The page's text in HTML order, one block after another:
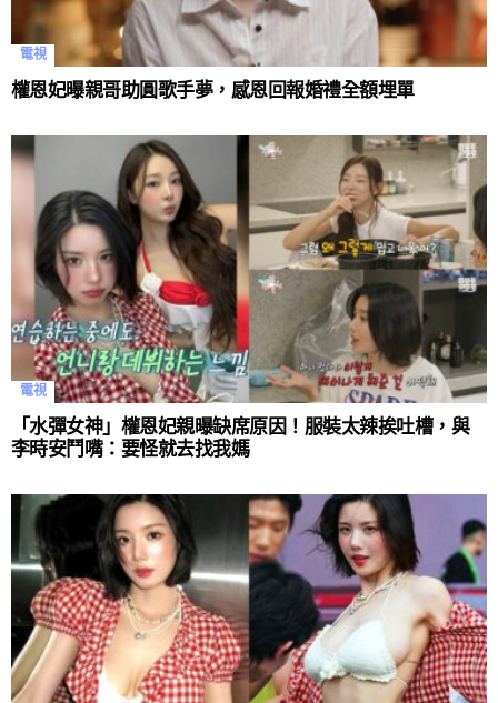
電視
權恩妃曝親哥助圓歌手夢，感恩回報婚禮全額埋單
電視
「水彈女神」權恩妃親曝缺席原因！服裝太辣挨吐槽，與
李時安鬥嘴：要怪就去找我媽